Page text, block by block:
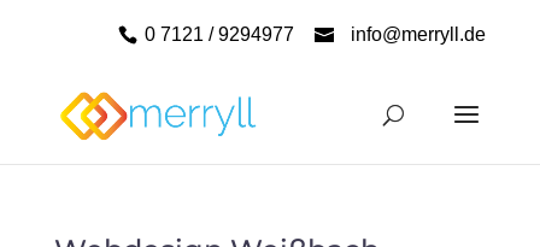
0 7121 / 9294977 info@merryll.de